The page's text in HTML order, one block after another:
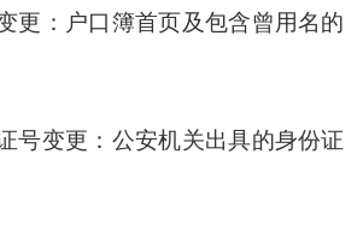
更：户口簿首页及包含曾用名的
号变更：公安机关出具的身份证